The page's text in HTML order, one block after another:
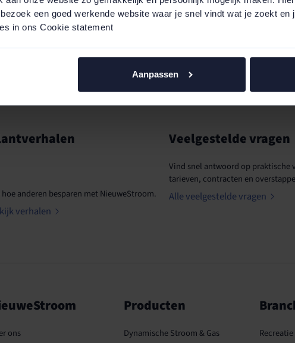
een goed werkende website waar je snel vindt wat je zoekt en
in ons Cookie statement
Aanpassen
hoe anderen besparen met NieuweStroom.
verhalen
Veelgestelde vragen
Vind snel antwoord op praktische
tarieven, contracten en
Alle veelgestelde vragen
ons
Producten
Dynamische Stroom & Gas
Recreatie